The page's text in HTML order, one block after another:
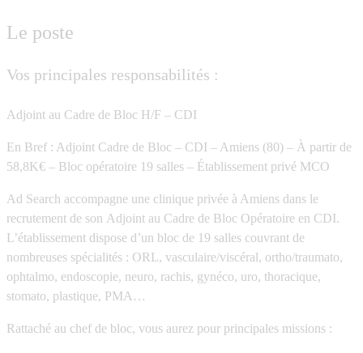
Le poste
Vos principales responsabilités :
Adjoint au Cadre de Bloc H/F – CDI
En Bref : Adjoint Cadre de Bloc – CDI – Amiens (80) – À partir de
58,8K€ – Bloc opératoire 19 salles – Établissement privé MCO
Ad Search accompagne une clinique privée à Amiens dans le
recrutement de son Adjoint au Cadre de Bloc Opératoire en CDI.
L’établissement dispose d’un bloc de 19 salles couvrant de
nombreuses spécialités : ORL, vasculaire/viscéral, ortho/traumato,
ophtalmo, endoscopie, neuro, rachis, gynéco, uro, thoracique,
stomato, plastique, PMA…
Rattaché au chef de bloc, vous aurez pour principales missions :